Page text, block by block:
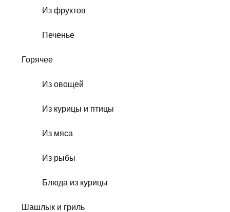
Из фруктов
Печенье
Горячее
Из овощей
Из курицы и птицы
Из мяса
Из рыбы
Блюда из курицы
Шашлык и гриль